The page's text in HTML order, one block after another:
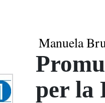
Manuela
per la